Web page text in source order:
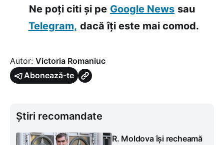
Ne poți citi și pe Google News sau
Telegram, dacă îți este mai comod.
Autor: Victoria Romaniuc
Abonează-te
Știri recomandate
R. Moldova își recheamă